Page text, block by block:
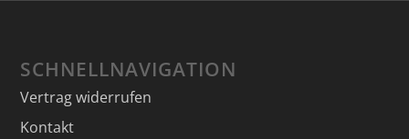
SCHNELLNAVIGATION
Vertrag widerrufen
Kontakt